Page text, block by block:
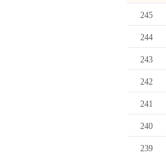
245
244
243
242
241
240
239